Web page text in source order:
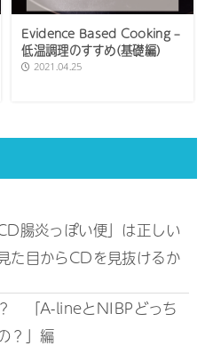
Evidence Based Cooking –
低温調理のすすめ(基礎編)
2021.04.25
腸炎っぽい便」は正しい
目からCDを見抜けるか
「A-lineとNIBPどっち
？」編